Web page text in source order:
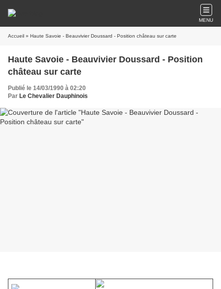
MENU
Accueil » Haute Savoie - Beauvivier Doussard - Position château sur carte
Haute Savoie - Beauvivier Doussard - Position
château sur carte
Publié le 14/03/1990 à 02:20
Par Le Chevalier Dauphinois